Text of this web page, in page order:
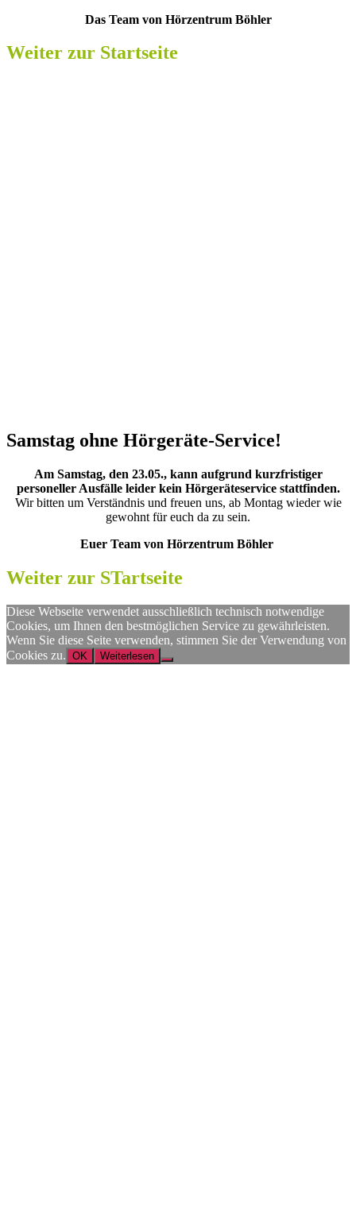
Das Team von Hörzentrum Böhler
Weiter zur Startseite
Samstag ohne Hörgeräte-Service!
Am Samstag, den 23.05., kann aufgrund kurzfristiger
personeller Ausfälle leider kein Hörgeräteservice stattfinden.
Wir bitten um Verständnis und freuen uns, ab Montag wieder wie
gewohnt für euch da zu sein.
Euer Team von Hörzentrum Böhler
Weiter zur STartseite
Diese Webseite verwendet ausschließlich technisch notwendige
Cookies, um Ihnen den bestmöglichen Service zu gewährleisten.
Wenn Sie diese Seite verwenden, stimmen Sie der Verwendung von
Cookies zu. OK Weiterlesen